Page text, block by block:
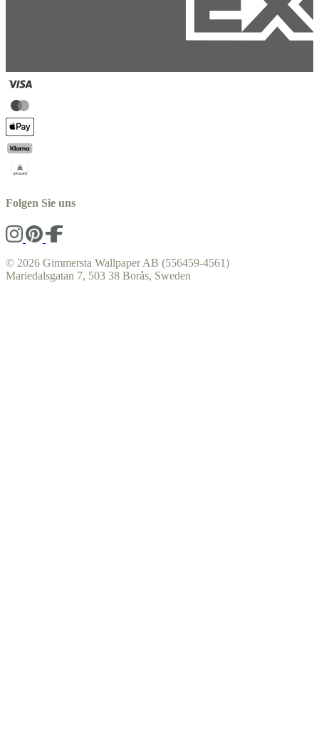
Folgen Sie uns
© 2026 Gimmersta Wallpaper AB (556459-4561)
Mariedalsgatan 7, 503 38 Borås, Sweden